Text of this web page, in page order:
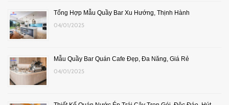
Tổng Hợp Mẫu Quầy Bar Xu Hướng, Thịnh Hành
04/01/2025
Mẫu Quầy Bar Quán Cafe Đẹp, Đa Năng, Giá Rẻ
04/01/2025